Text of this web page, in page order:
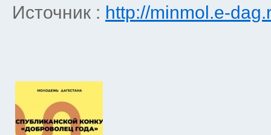
Источник : http://minmol.e-